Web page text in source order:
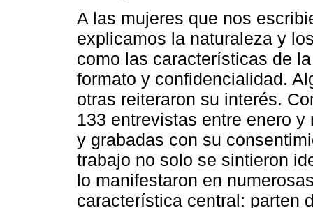
A las mujeres que nos
explicamos la naturaleza y
como las características de
formato y confidencialidad.
otras reiteraron su interés.
133 entrevistas entre enero
y grabadas con su
trabajo no solo se sintieron
lo manifestaron en
característica central: parten